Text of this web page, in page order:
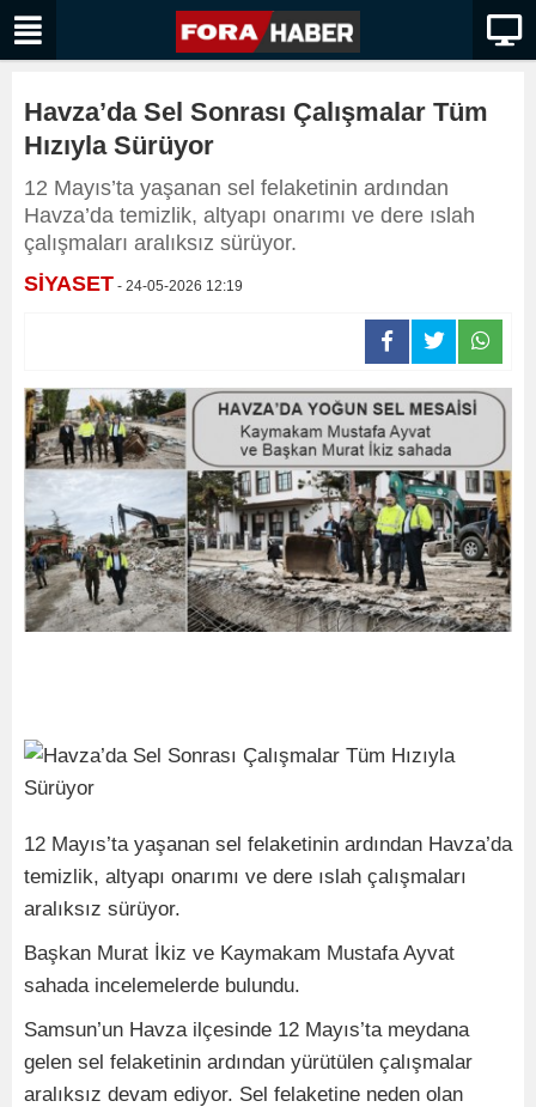
Havza’da Sel Sonrası Çalışmalar Tüm
Hızıyla Sürüyor
12 Mayıs’ta yaşanan sel felaketinin ardından
Havza’da temizlik, altyapı onarımı ve dere ıslah
çalışmaları aralıksız sürüyor.
SİYASET - 24-05-2026 12:19
12 Mayıs’ta yaşanan sel felaketinin ardından Havza’da
temizlik, altyapı onarımı ve dere ıslah çalışmaları
aralıksız sürüyor.
Başkan Murat İkiz ve Kaymakam Mustafa Ayvat
sahada incelemelerde bulundu.
Samsun’un Havza ilçesinde 12 Mayıs’ta meydana
gelen sel felaketinin ardından yürütülen çalışmalar
aralıksız devam ediyor. Sel felaketine neden olan